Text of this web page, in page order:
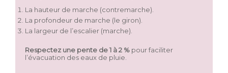
La hauteur de marche (contremarche).
La profondeur de marche (le giron).
La largeur de l’escalier (marche).
Respectez une pente de 1 à 2 % pour faciliter
l’évacuation des eaux de pluie.